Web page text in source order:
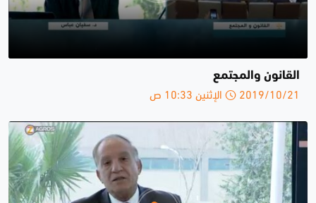
القانون والمجتمع
2019/10/21 الإثنين 10:33 ص